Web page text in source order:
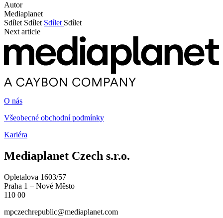
Autor
Mediaplanet
Sdílet Sdílet Sdílet Sdílet
Next article
O nás
Všeobecné obchodní podmínky
Kariéra
Mediaplanet Czech s.r.o.
Opletalova 1603/57
Praha 1 – Nové Město
110 00
mpczechrepublic@mediaplanet.com